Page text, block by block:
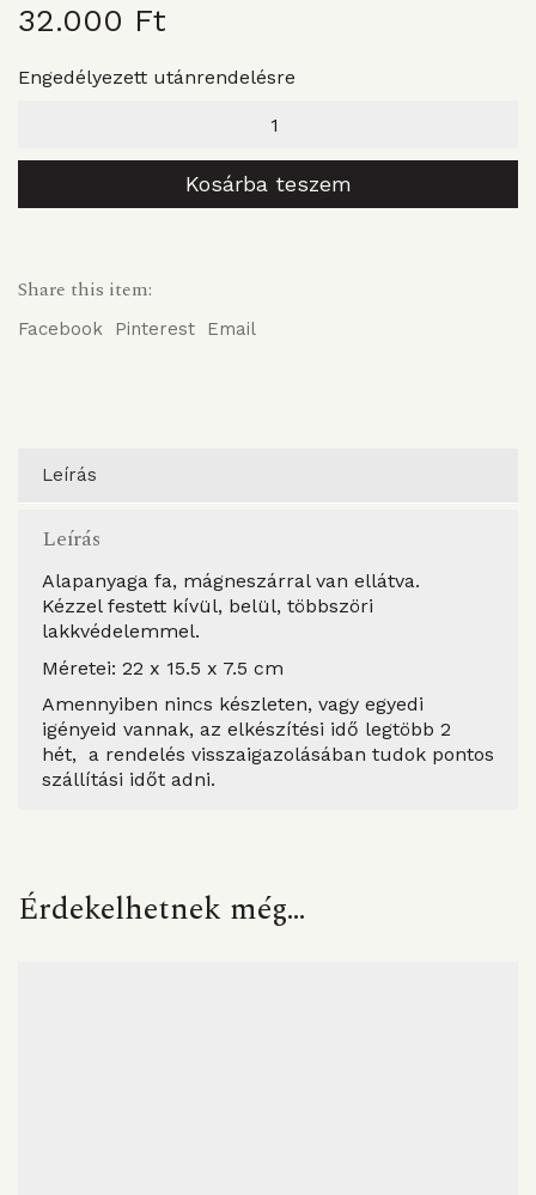
32.000 Ft
Engedélyezett utánrendelésre
rekesszel
Kosárba teszem
Share this item:
Facebook Pinterest Email
Leírás
Leírás
Alapanyaga fa, mágneszárral van ellátva.
Kézzel festett kívül, belül, többszöri
lakkvédelemmel.
Méretei: 22 x 15.5 x 7.5 cm
Amennyiben nincs készleten, vagy egyedi
igényeid vannak, az elkészítési idő legtöbb 2
hét, a rendelés visszaigazolásában tudok pontos
szállítási időt adni.
Érdekelhetnek még…